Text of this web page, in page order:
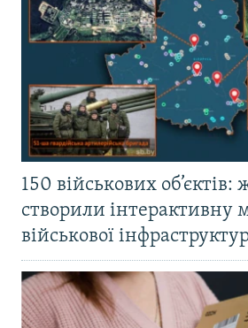
150 військових об’єктів:
створили інтерактивну
військової